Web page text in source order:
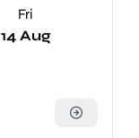
Fri
14 Aug